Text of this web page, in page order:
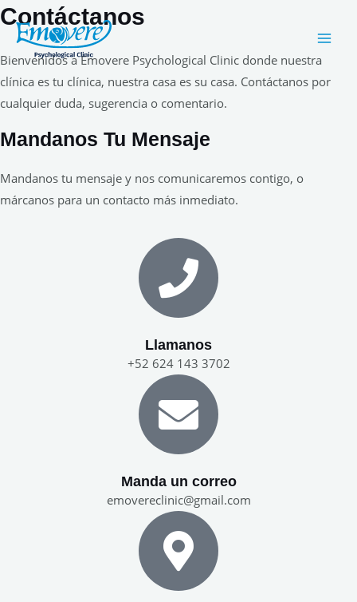
Ir
contenido
Contáctanos
Bienvenidos a Emovere Psychological Clinic donde nuestra
clínica es tu clínica, nuestra casa es su casa. Contáctanos por
cualquier duda, sugerencia o comentario.
Mandanos Tu Mensaje
Mandanos tu mensaje y nos comunicaremos contigo, o
márcanos para un contacto más inmediato.
Llamanos
+52 624 143 3702
Manda un correo
emovereclinic@gmail.com